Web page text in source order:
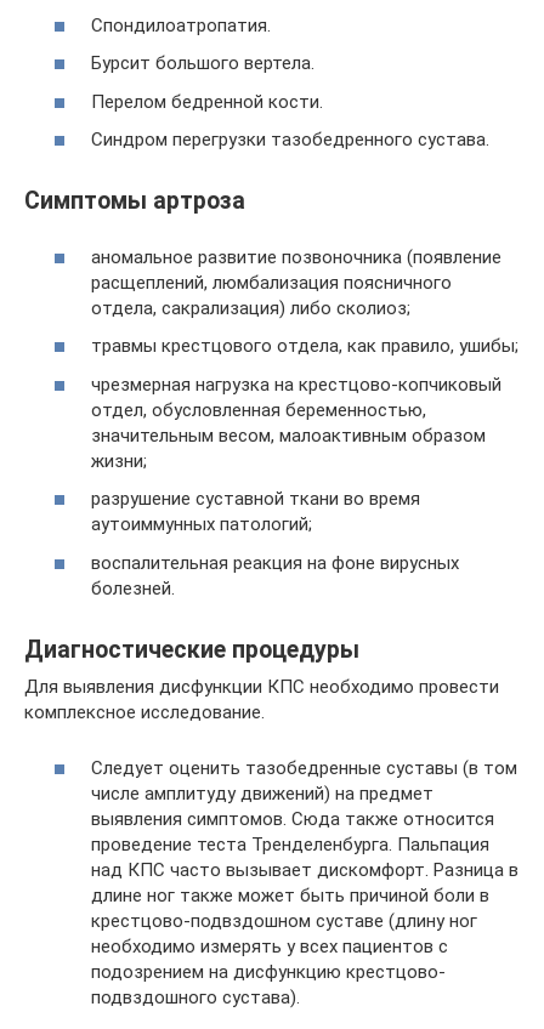
Спондилоатропатия.
Бурсит большого вертела.
Перелом бедренной кости.
Синдром перегрузки тазобедренного сустава.
Симптомы артроза
аномальное развитие позвоночника (появление
расщеплений, люмбализация поясничного
отдела, сакрализация) либо сколиоз;
травмы крестцового отдела, как правило, ушибы;
чрезмерная нагрузка на крестцово-копчиковый
отдел, обусловленная беременностью,
значительным весом, малоактивным образом
жизни;
разрушение суставной ткани во время
аутоиммунных патологий;
воспалительная реакция на фоне вирусных
болезней.
Диагностические процедуры
Для выявления дисфункции КПС необходимо провести
комплексное исследование.
Следует оценить тазобедренные суставы (в том
числе амплитуду движений) на предмет
выявления симптомов. Сюда также относится
проведение теста Тренделенбурга. Пальпация
над КПС часто вызывает дискомфорт. Разница в
длине ног также может быть причиной боли в
крестцово-подвздошном суставе (длину ног
необходимо измерять у всех пациентов с
подозрением на дисфункцию крестцово-
подвздошного сустава).